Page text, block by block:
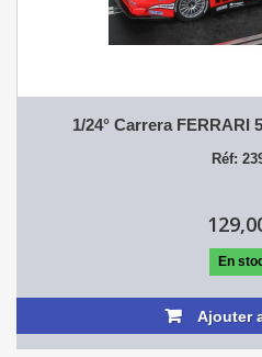
1/24° Carrera FERRARI
Réf:
En
Ajouter